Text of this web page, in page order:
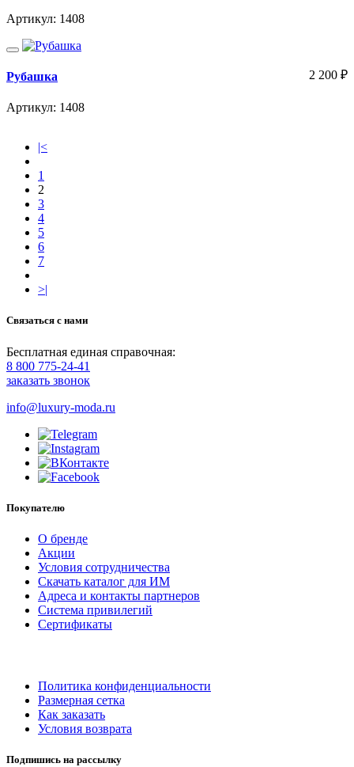
Артикул: 1408
Рубашка
Артикул: 1408
2 200 ₽
|<
1
2
3
4
5
6
7
>|
Связаться с нами
Бесплатная единая справочная:
8 800 775-24-41
заказать звонок
info@luxury-moda.ru
Покупателю
О бренде
Акции
Условия сотрудничества
Скачать каталог для ИМ
Адреса и контакты партнеров
Система привилегий
Сертификаты
Политика конфиденциальности
Размерная сетка
Как заказать
Условия возврата
Подпишись на рассылку